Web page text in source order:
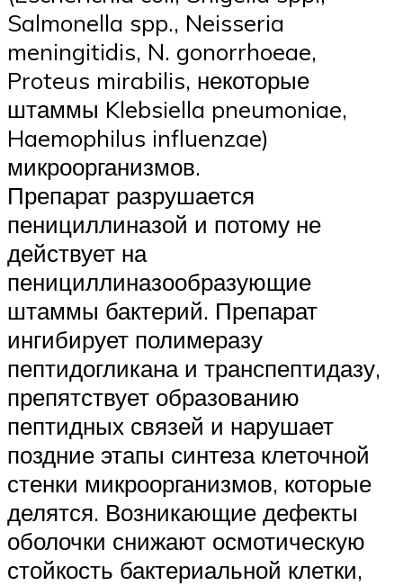
Salmonella spp., Neisseria
meningitidis, N. gonorrhoeae,
Proteus mirabilis, некоторые
штаммы Klebsiella pneumoniae,
Haemophilus influenzae)
микроорганизмов.
Препарат разрушается
пенициллиназой и потому не
действует на
пенициллиназообразующие
штаммы бактерий. Препарат
ингибирует полимеразу
пептидогликана и транспептидазу,
препятствует образованию
пептидных связей и нарушает
поздние этапы синтеза клеточной
стенки микроорганизмов, которые
делятся. Возникающие дефекты
оболочки снижают осмотическую
стойкость бактериальной клетки,